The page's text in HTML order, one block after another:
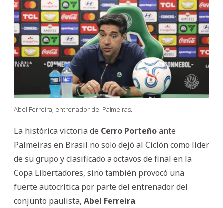
Abel Ferreira, entrenador del Palmeiras.
La histórica victoria de Cerro Porteñoante
Palmeiras en Brasil no solo dejó al Ciclón como líder
de su grupo y clasificado a octavos de final en la
Copa Libertadores, sino también provocó una
fuerte autocrítica por parte del entrenador del
conjunto paulista, Abel Ferreira.